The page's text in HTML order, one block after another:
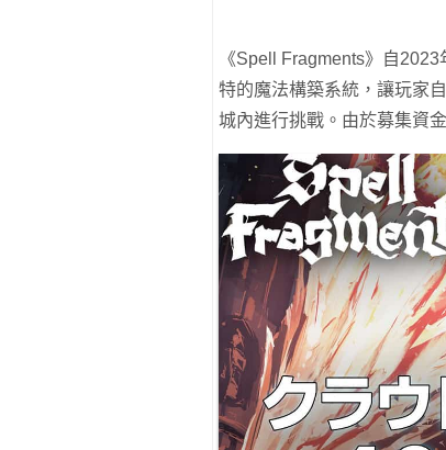
《Spell Fragments》自
特的魔法構築系統，讓玩家
城內進行挑戰。由於募集資